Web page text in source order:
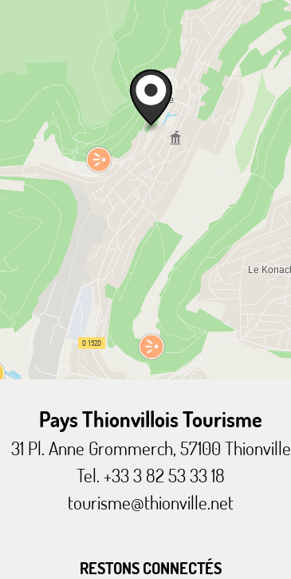
Pays Thionvillois Tourisme
31 Pl. Anne Grommerch, 57100 Thionville
Tel. +33 3 82 53 33 18
tourisme@thionville.net
RESTONS CONNECTÉS